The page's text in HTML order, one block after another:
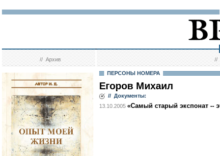
//Архив //
ПЕРСОНЫ НОМЕРА
Егоров Михаил
// Документы:
13.10.2005 «Самый старый экспонат --